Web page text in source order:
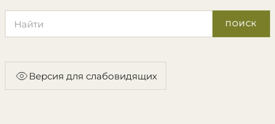
ПОИСК
Версия для слабовидящих